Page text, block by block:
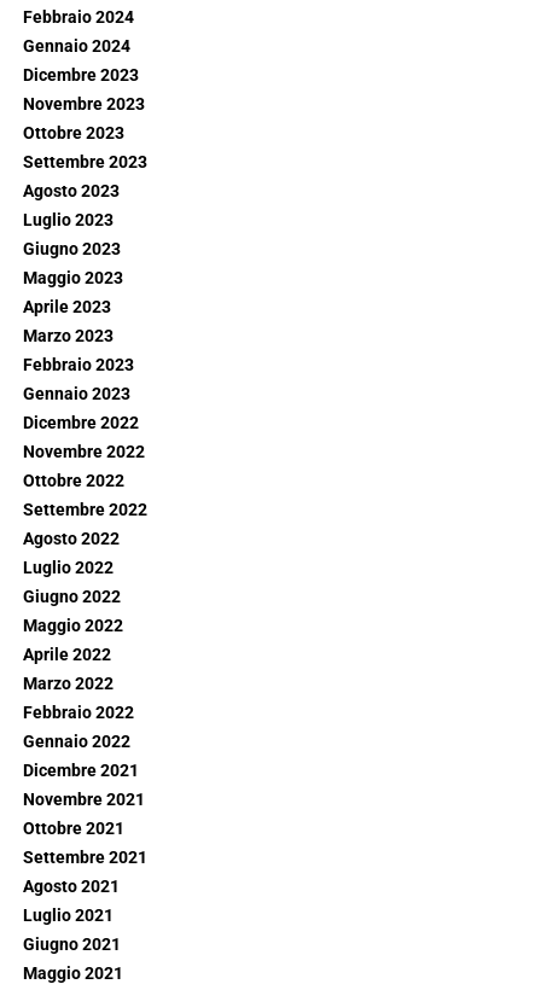
Febbraio 2024
Gennaio 2024
Dicembre 2023
Novembre 2023
Ottobre 2023
Settembre 2023
Agosto 2023
Luglio 2023
Giugno 2023
Maggio 2023
Aprile 2023
Marzo 2023
Febbraio 2023
Gennaio 2023
Dicembre 2022
Novembre 2022
Ottobre 2022
Settembre 2022
Agosto 2022
Luglio 2022
Giugno 2022
Maggio 2022
Aprile 2022
Marzo 2022
Febbraio 2022
Gennaio 2022
Dicembre 2021
Novembre 2021
Ottobre 2021
Settembre 2021
Agosto 2021
Luglio 2021
Giugno 2021
Maggio 2021